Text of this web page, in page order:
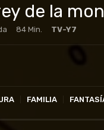
de la
84 Min. TV-Y7
FAMILIA